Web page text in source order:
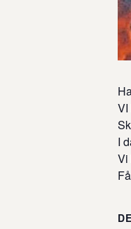
I
Vi